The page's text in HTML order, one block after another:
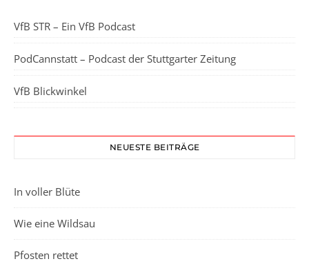
VfB STR – Ein VfB Podcast
PodCannstatt – Podcast der Stuttgarter Zeitung
VfB Blickwinkel
NEUESTE BEITRÄGE
In voller Blüte
Wie eine Wildsau
Pfosten rettet